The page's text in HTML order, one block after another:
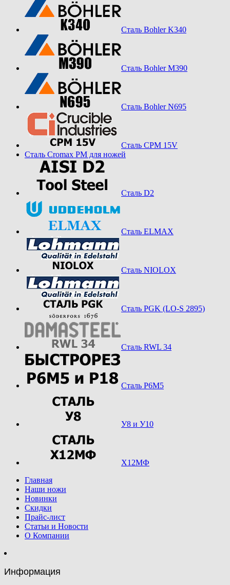
Сталь Bohler K340
Сталь Bohler M390
Сталь Bohler N695
Сталь CPM 15V
Сталь Cromax PM для ножей
Сталь D2
Сталь ELMAX
Сталь NIOLOX
Сталь PGK (LO-S 2895)
Сталь RWL 34
Сталь Р6М5
У8 и У10
Х12МФ
Главная
Наши ножи
Новинки
Скидки
Прайс-лист
Статьи и Новости
О Компании
Информация